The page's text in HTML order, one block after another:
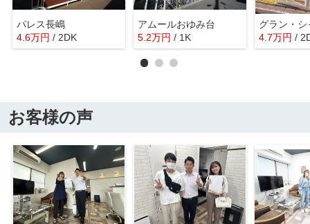
パレス長嶋
4.6万円 / 2DK
アムールおゆみ台
5.2万円 / 1K
グラン・シ
4.7万円 /
お客様の声